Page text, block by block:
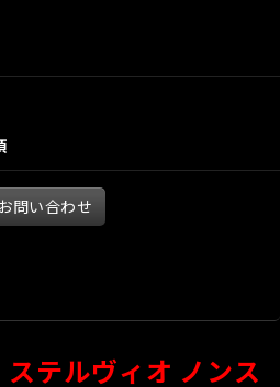
お問い合わせ
テルヴィオ ノンス